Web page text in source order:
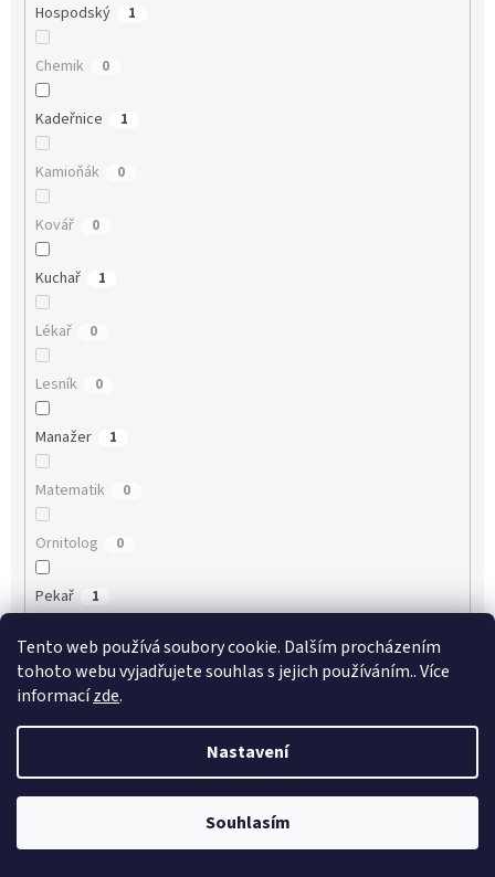
Tento web používá soubory cookie. Dalším procházením
tohoto webu vyjadřujete souhlas s jejich používáním.. Více
informacízde.
Nastavení
Souhlasím
Hospodský 1
Chemik 0
Kadeřnice 1
Kamioňák 0
Kovář 0
Kuchař 1
Lékař 0
Lesník 0
Manažer 1
Matematik 0
Ornitolog 0
Pekař 1
Podnikatel 0
Policista 1